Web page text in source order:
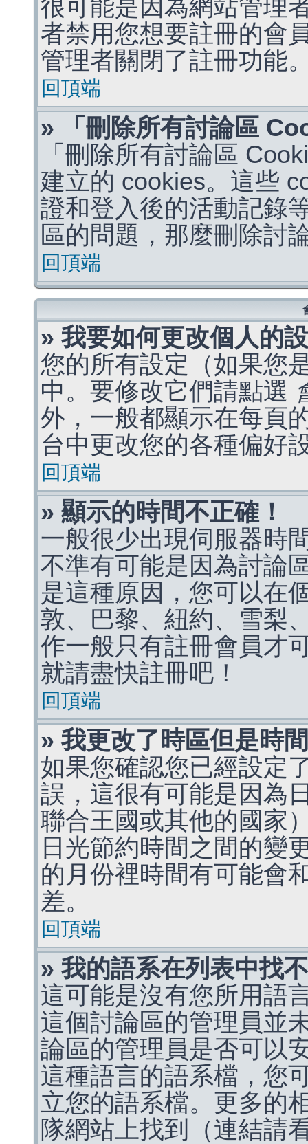
很可能是因為網站管理
者禁用您想要註冊的會
管理者關閉了註冊功能
回頂端
» 「刪除所有討論區
「刪除所有討論區
建立的 cookies。這些
證和登入後的活動記錄
區的問題，那麼刪除討
回頂端
» 我要如何更改個人的
您的所有設定（如果您
中。要修改它們請點選
外，一般都顯示在每頁
台中更改您的各種偏好
回頂端
» 顯示的時間不正確！
一般很少出現伺服器時
不準有可能是因為討論
是這種原因，您可以在
敦、巴黎、紐約、雪梨
作一般只有註冊會員才
就請盡快註冊吧！
回頂端
» 我更改了時區但是時
如果您確認您已經設定
誤，這很有可能是因為
聯合王國或其他的國家
日光節約時間之間的變
的月份裡時間有可能會
差。
回頂端
» 我的語系在列表中找
這可能是沒有您所用語
這個討論區的管理員並
論區的管理員是否可以
這種語言的語系檔，您
立您的語系檔。更多的
隊網站上找到（連結請